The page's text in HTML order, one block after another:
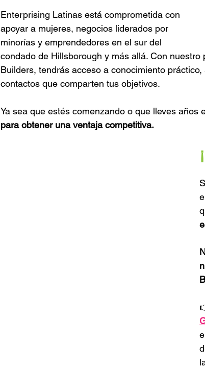
Enterprising Latinas está comprometida con
apoyar a mujeres, negocios liderados por
minorías y emprendedores en el sur del
condado de Hillsborough y más allá. Con
Builders, tendrás acceso a conocimiento
contactos que comparten tus objetivos.
Ya sea que estés comenzando o que lleves años
para obtener una ventaja competitiva.